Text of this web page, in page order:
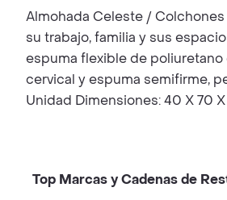
Almohada Celeste /
su trabajo, familia y sus
espuma flexible de poliuretano
cervical y espuma semifirme,
Unidad Dimensiones: 40 X 70 X
Top Marcas y Cadenas de